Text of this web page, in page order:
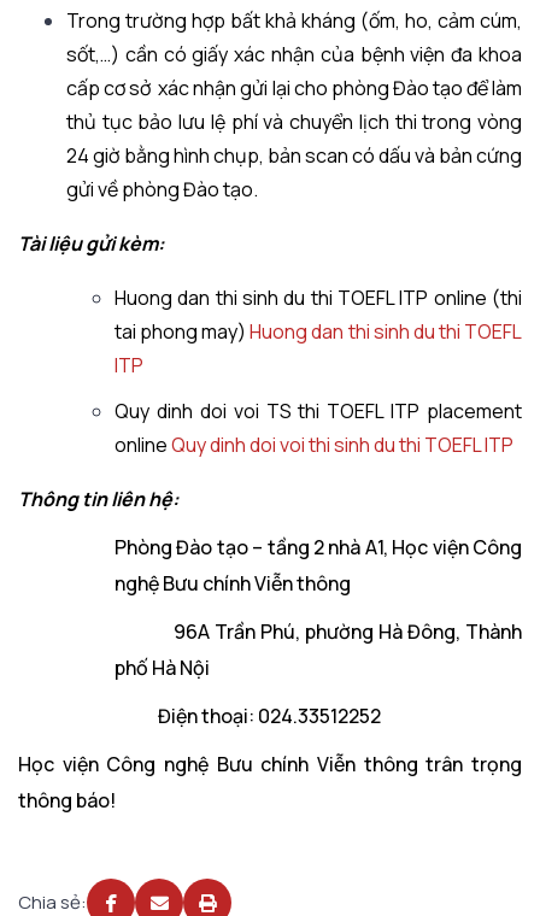
Trong trường hợp bất khả kháng (ốm, ho, cảm cúm,
sốt,…) cần có giấy xác nhận của bệnh viện đa khoa
cấp cơ sở xác nhận gửi lại cho phòng Đào tạo để làm
thủ tục bảo lưu lệ phí và chuyển lịch thi trong vòng
24 giờ bằng hình chụp, bản scan có dấu và bản cứng
gửi về phòng Đào tạo.
Tài liệu gửi kèm:
Huong dan thi sinh du thi TOEFL ITP online (thi
tai phong may)Huong dan thi sinh du thi TOEFL
ITP
Quy dinh doi voi TS thi TOEFL ITP placement
onlineQuy dinh doi voi thi sinh du thi TOEFL ITP
Thông tin liên hệ:
Phòng Đào tạo – tầng 2 nhà A1, Học viện Công
nghệ Bưu chính Viễn thông
96A Trần Phú, phường Hà Đông, Thành
phố Hà Nội
Điện thoại: 024.33512252
Học viện Công nghệ Bưu chính Viễn thông trân trọng
thông báo!
Chia sẻ: